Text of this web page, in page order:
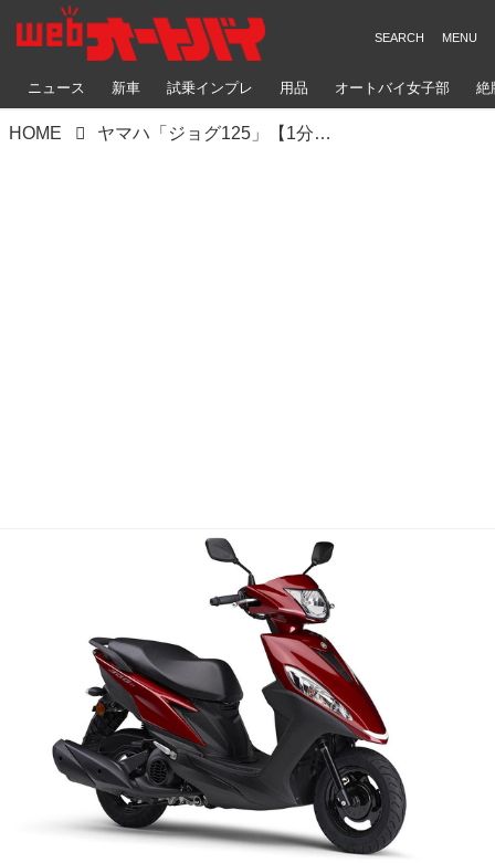
ニュース 新車 試乗インプレ 用品 オートバイ女子部 絶
HOME ヤマハ「ジョグ125」【1分で読める 原付二種解説 2023年現行モデル】